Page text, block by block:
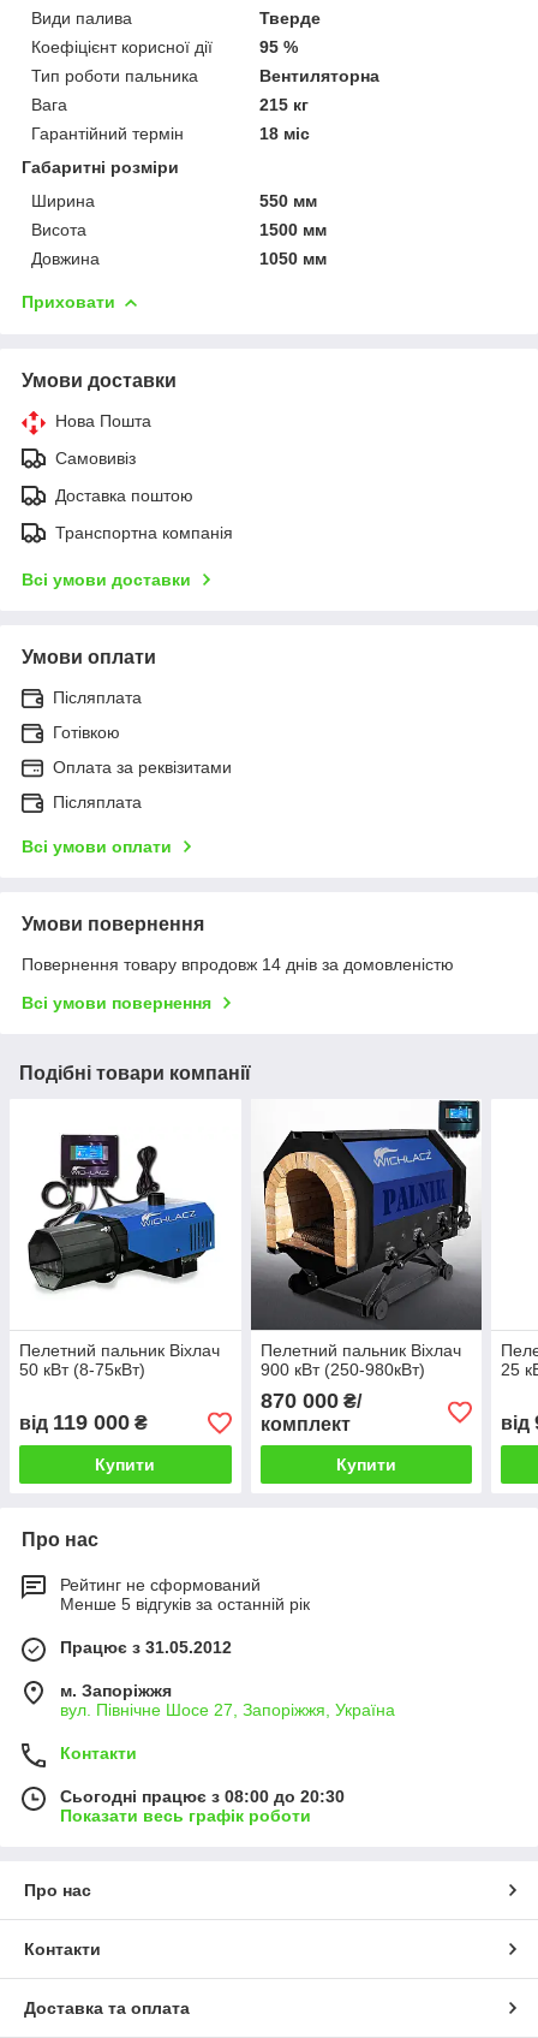
Види палива
Тверде
Коефіцієнт корисної дії
95 %
Тип роботи пальника
Вентиляторна
Вага
215 кг
Гарантійний термін
18 міс
Габаритні розміри
Ширина
550 мм
Висота
1500 мм
Довжина
1050 мм
Приховати
Умови доставки
Нова Пошта
Самовивіз
Доставка поштою
Транспортна компанія
Всі умови доставки
Умови оплати
Післяплата
Готівкою
Оплата за реквізитами
Післяплата
Всі умови оплати
Умови повернення
Повернення товару впродовж 14 днів за домовленістю
Всі умови повернення
Подібні товари компанії
Пелетний пальник Віхлач
50 кВт (8-75кВт)
від 119 000 ₴
Купити
Пелетний пальник Віхлач
900 кВт (250-980кВт)
870 000₴/
комплект
Купити
25
від
Про нас
Рейтинг не сформований
Менше 5 відгуків за останній рік
Працює з 31.05.2012
м. Запоріжжя
вул. Північне Шосе 27, Запоріжжя, Україна
Контакти
Сьогодні працює з 08:00 до 20:30
Показати весь графік роботи
Про нас
Контакти
Доставка та оплата